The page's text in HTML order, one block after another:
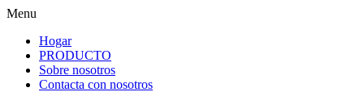
Menu
Hogar
PRODUCTO
Sobre nosotros
Contacta con nosotros